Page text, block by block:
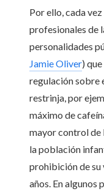
Por ello, cada vez
profesionales de
personalidades
Jamie Oliver)
regulación sobre
restrinja, por
máximo de
mayor control de
la población
prohibición de su
años. En algunos